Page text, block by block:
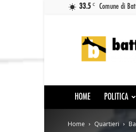
33.5 C Comune di
News
HOME POLITICA
Home Quartieri